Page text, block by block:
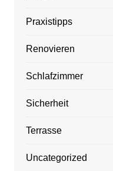
Praxistipps
Renovieren
Schlafzimmer
Sicherheit
Terrasse
Uncategorized